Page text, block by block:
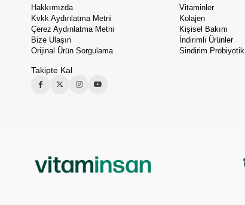
Hakkımızda
Kvkk Aydınlatma Metni
Çerez Aydınlatma Metni
Bize Ulaşın
Orijinal Ürün Sorgulama
Takipte Kal
Vitaminler
Kolajen
Kişisel Bakım
İndirimli Ürünler
Sindirim Probiyotik